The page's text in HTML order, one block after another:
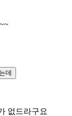
데
없드라구요